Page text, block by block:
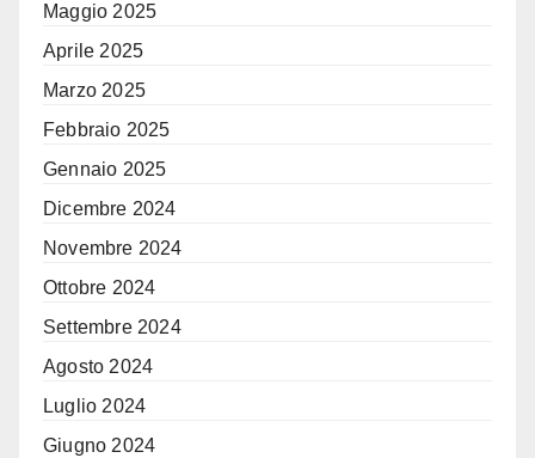
Maggio 2025
Aprile 2025
Marzo 2025
Febbraio 2025
Gennaio 2025
Dicembre 2024
Novembre 2024
Ottobre 2024
Settembre 2024
Agosto 2024
Luglio 2024
Giugno 2024